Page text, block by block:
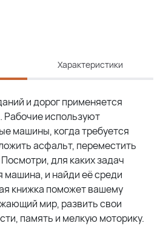
Характеристики
и дорог применяется
Рабочие используют
машины, когда требуется
асфальт, переместить
для каких задач
машина, и найди её среди
книжка поможет вашему
мир, развить свои
память и мелкую моторику.